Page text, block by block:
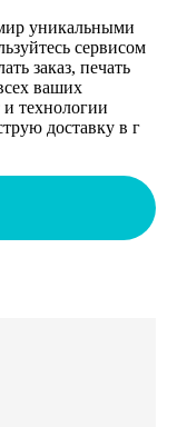
уникальными
сервисом
заказ, печать
ваших
технологии
доставку в г